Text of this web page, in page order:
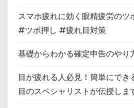
スマホ疲れに効く眼精疲労の
#ツボ押し #疲れ目対策
基礎からわかる確定申告のやり
目が疲れる人必見！簡単にでき
目のスペシャリストが伝授し